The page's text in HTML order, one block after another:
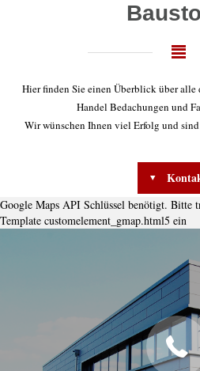
Hier finden Sie einen Überblick über
Handel Bedachungen und
Wir wünschen Ihnen viel Erfolg und
Google Maps API Schlüssel benötigt. Bitte
Template customelement_gmap.html5 ein